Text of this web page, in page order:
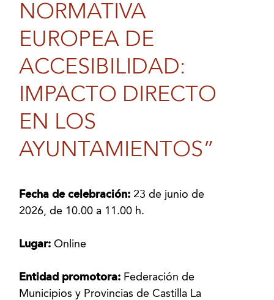
NORMATIVA
EUROPEA DE
ACCESIBILIDAD:
IMPACTO DIRECTO
EN LOS
AYUNTAMIENTOS”
Fecha de celebración: 23 de junio de
2026, de 10.00 a 11.00 h.
Lugar:Online
Entidad promotora: Federación de
Municipios y Provincias de Castilla La